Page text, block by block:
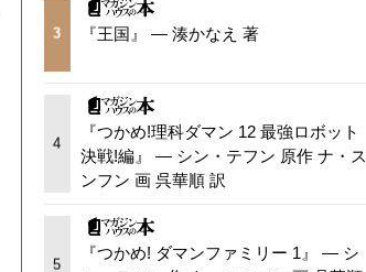
3 『王国』 — 湊かなえ 著
4
『つかめ!理科ダマン 12 最強ロボット
決戦!編』 — シン・テフン 原作 ナ・ス
ンフン 画 呉華順 訳
5
『つかめ! ダマンファミリー 1』 — シ